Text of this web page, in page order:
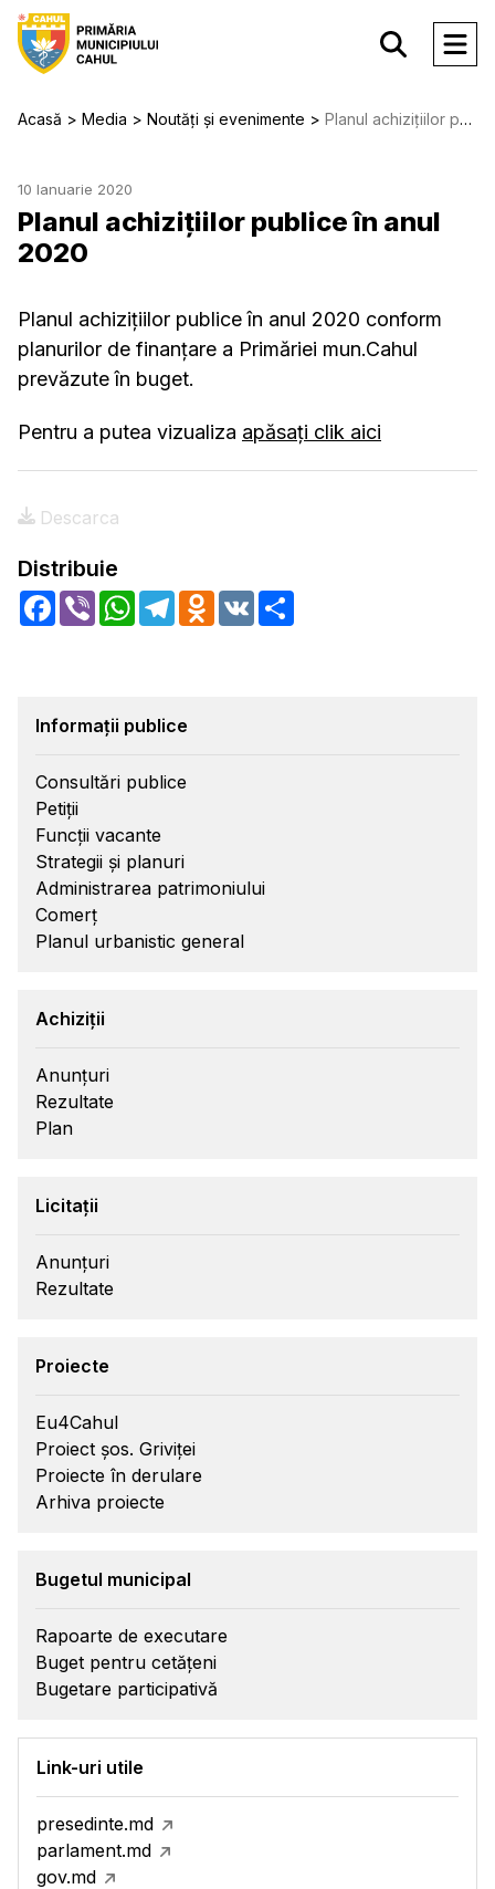
Acasă Media Noutăți și evenimente Planul achizițiilor publice în anul 2020
10 Ianuarie 2020
Planul achizițiilor publice în anul
2020
Planul achizițiilor publice în anul 2020 conform
planurilor de finanțare a Primăriei mun.Cahul
prevăzute în buget.
Pentru a putea vizualiza apăsați clik aici
Descarca
Distribuie
Facebook
Viber WhatsApp
TelegramOdnoklassniki
VK
Informații publice
Consultări publice
Petiții
Funcții vacante
Strategii și planuri
Administrarea patrimoniului
Comerț
Planul urbanistic general
Achiziții
Anunțuri
Rezultate
Plan
Licitații
Anunțuri
Rezultate
Proiecte
Eu4Cahul
Proiect șos. Griviței
Proiecte în derulare
Arhiva proiecte
Bugetul municipal
Rapoarte de executare
Buget pentru cetățeni
Bugetare participativă
Link-uri utile
presedinte.md
parlament.md
gov.md